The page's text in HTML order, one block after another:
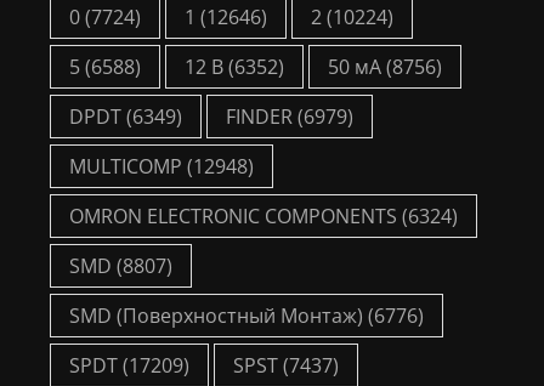
0(7724) 1 (12646) 2(10224)
5(6588) 12 В(6352) 50 мА(8756)
DPDT(6349) FINDER(6979)
MULTICOMP (12948)
OMRON ELECTRONIC COMPONENTS (6324)
SMD (8807)
SMD (Поверхностный Монтаж) (6776)
SPDT(17209) SPST(7437)